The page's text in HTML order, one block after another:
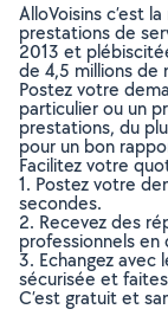
AlloVoisins c’est
prestations de
2013 et
de 4,5 millions
Postez votre
particulier ou un
prestations, du
pour un bon
Facilitez votre
1. Postez votre
secondes.
2. Recevez des
professionnels en
3. Echangez avec
sécurisée et
C’est gratuit et